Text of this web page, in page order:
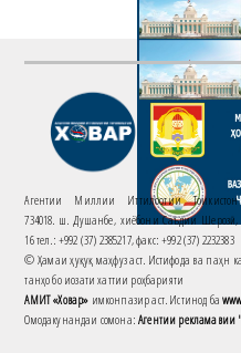
Агентии Миллии Иттилоотии Тоҷикистон
734018. ш. Душанбе, хиёбони Саъдии Шерозӣ,
16 тел.: +992 (37) 2385217, факс: +992 (37) 2232383
© Ҳамаи ҳуқуқ маҳфуз аст. Истифода ва паҳн
танҳо бо иҷозати хаттии роҳбарияти
АМИТ «Ховар» имконпазир аст. Истинод ба
Омодакунандаи сомона:Агентии